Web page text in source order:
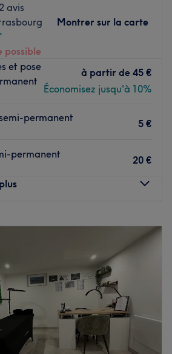
avis
Montrer sur la carte
possible
et pose
à partir de 45 €
Économisez jusqu'à 10%
permanent
5 €
permanent
20 €
13:20
09:00–16:00
09:00–
Fermé
Fermé
à Strasbourg, un lieu dédié à la
des pieds, offrant des créations